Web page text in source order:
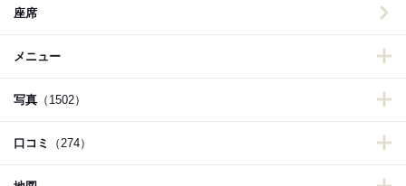
座席
メニュー
写真 （1502）
口コミ （274）